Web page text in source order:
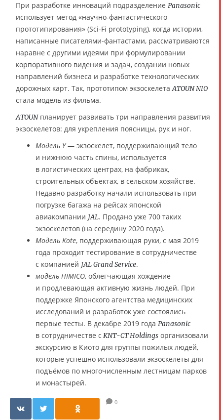
При разработке инноваций подразделение Panasonic
использует метод «научно-фантастического
прототипирования» (Sci-Fi prototyping), когда истории,
написанные писателями-фантастами, рассматриваются
наравне с другими идеями при формулировании
корпоративного видения и задач, создании новых
направлений бизнеса и разработке технологических
дорожных карт. Так, прототипом экзоскелетаATOUN NIO
стала модель из фильма.
ATOUNпланирует развивать три направления развития
экзоскелетов: для укрепления поясницы, рук и ног.
Модель Y— экзоскелет, поддерживающий тело
и нижнюю часть спины, используется
в логистических центрах, на фабриках,
строительных объектах, в сельском хозяйстве.
Недавно разработку начали использовать при
погрузке багажа на рейсах японской
авиакомпании JAL. Продано уже 700 таких
экзоскелетов (на середину 2020 года).
Модель Kote, поддерживающая руки, с мая 2019
года проходит тестирование в сотрудничестве
с компанией JAL Grand Service.
модель HIMICO, облегчающая хождение
и продлевающая активную жизнь людей. При
поддержке Японского агентства медицинских
исследований и разработок уже состоялись
первые тесты. В декабре 2019 года Panasonic
в сотрудничестве с KNT-CT Holdings организовали
экскурсию в Киото для группы пожилых людей,
которые успешно использовали экзоскелеты для
подъёмов по многочисленным лестницам парков
и монастырей.
0